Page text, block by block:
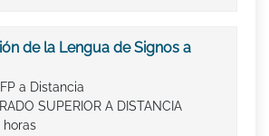
de la Lengua de Signos a
a Distancia
SUPERIOR A DISTANCIA